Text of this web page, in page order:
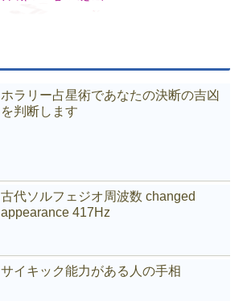
ホラリー占星術であなたの決断の吉凶
を判断します
古代ソルフェジオ周波数 changed
appearance 417Hz
サイキック能力がある人の手相